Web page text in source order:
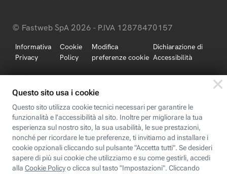
© Fastweb SpA 2026 - P.IVA 12878470157
Informativa
Privacy
Cookie
Policy
Modifica
preferenze cookie
Dichiarazione di
Accessibilità